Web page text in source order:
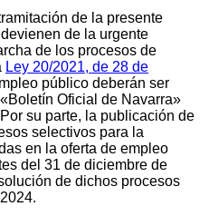
de la presente
de la urgente
de los procesos de
Ley 20/2021, de 28 de
público deberán ser
Oficial de Navarra»
su parte, la publicación de
selectivos para la
en la oferta de empleo
del 31 de diciembre de
de dichos procesos